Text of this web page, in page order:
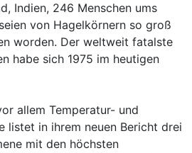
Indien, 246 Menschen ums
von Hagelkörnern so groß
worden. Der weltweit fatalste
habe sich 1975 im heutigen
allem Temperatur- und
listet in ihrem neuen Bericht drei
mit den höchsten